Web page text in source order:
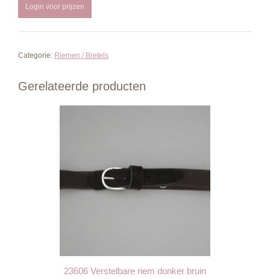
Login voor prijzen
Categorie: Riemen / Bretels
Gerelateerde producten
23606 Verstelbare riem donker bruin